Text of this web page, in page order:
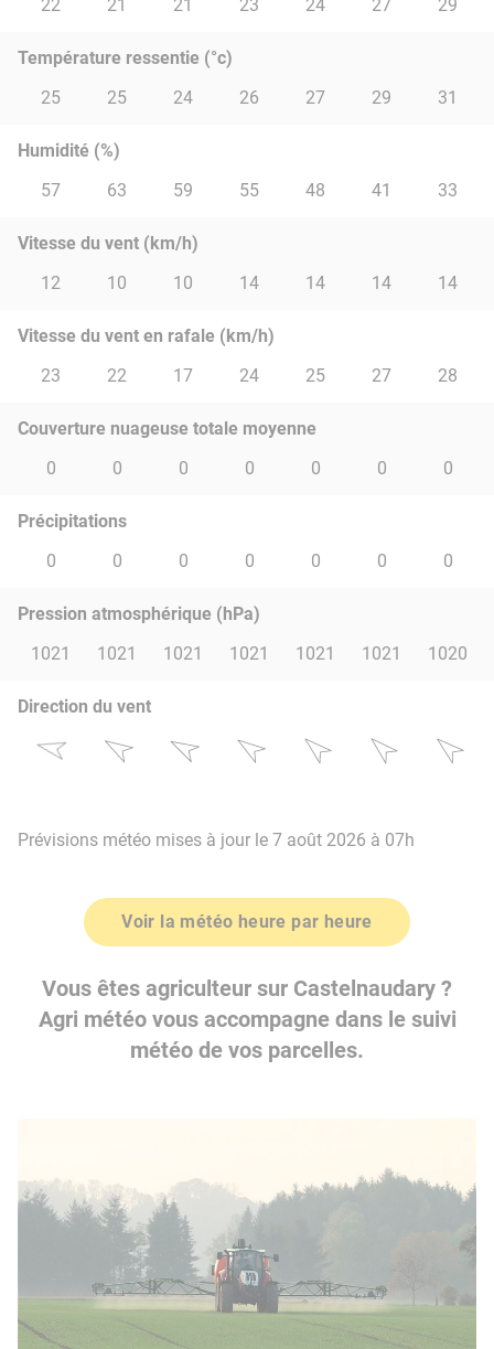
22
21 21 23 24 27 29
Température ressentie (°c)
25
25 24 26 27 29 31
Humidité (%)
57
63 59 55 48 41 33
Vitesse du vent (km/h)
12
10 10 14 14 14 14
Vitesse du vent en rafale (km/h)
23
22 17 24 25 27 28
Couverture nuageuse totale moyenne
0
0 0 0 0 0 0
Précipitations
0
0 0 0 0 0 0
Pression atmosphérique (hPa)
1021
1021 1021 1021 1021 1021 1020
Direction du vent
Prévisions météo mises à jour le 7 août 2026 à 07h
Voir la météo heure par heure
Vous êtes agriculteur sur Castelnaudary ?
Agri météo vous accompagne dans le suivi
météo de vos parcelles.